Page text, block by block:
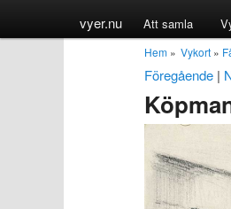
vyer.nu Att samla
Hem » Vykort »
Föregående |